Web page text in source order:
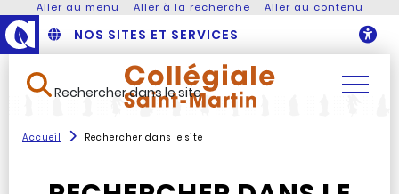
Aller au menu Aller à la recherche Aller au contenu
NOS SITES ET SERVICES
Rechercher dans le site
Accueil Rechercher dans le site